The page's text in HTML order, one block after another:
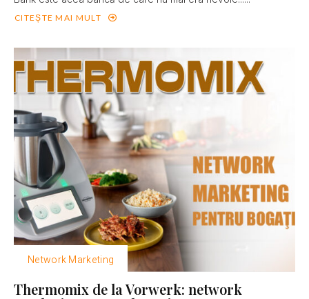
CITEȘTE MAI MULT
Network Marketing
Thermomix de la Vorwerk: network